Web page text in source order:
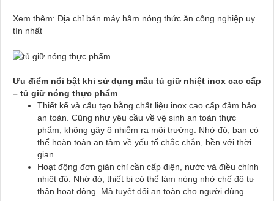
Xem thêm: Địa chỉ bán máy hâm nóng thức ăn công nghiệp uy
tín nhất
Ưu điểm nổi bật khi sử dụng mẫu tủ giữ nhiệt inox cao cấp
– tủ giữ nóng thực phẩm
Thiết kế và cấu tạo bằng chất liệu inox cao cấp đảm bảo
an toàn. Cũng như yêu cầu về vệ sinh an toàn thực
phẩm, không gây ô nhiễm ra môi trường. Nhờ đó, bạn có
thể hoàn toàn an tâm về yếu tố chắc chắn, bền với thời
gian.
Hoạt động đơn giản chỉ cần cấp điện, nước và điều chỉnh
nhiệt độ. Nhờ đó, thiết bị có thể làm nóng nhờ chế độ tự
thân hoạt động. Mà tuyệt đối an toàn cho người dùng.